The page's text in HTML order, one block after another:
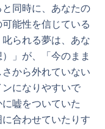
同時に、あなたの
能性を信じている
叱られる夢は、あな
」が、「今のまま
から外れていない
になりやすいで
嘘をついていた
合わせていたりす